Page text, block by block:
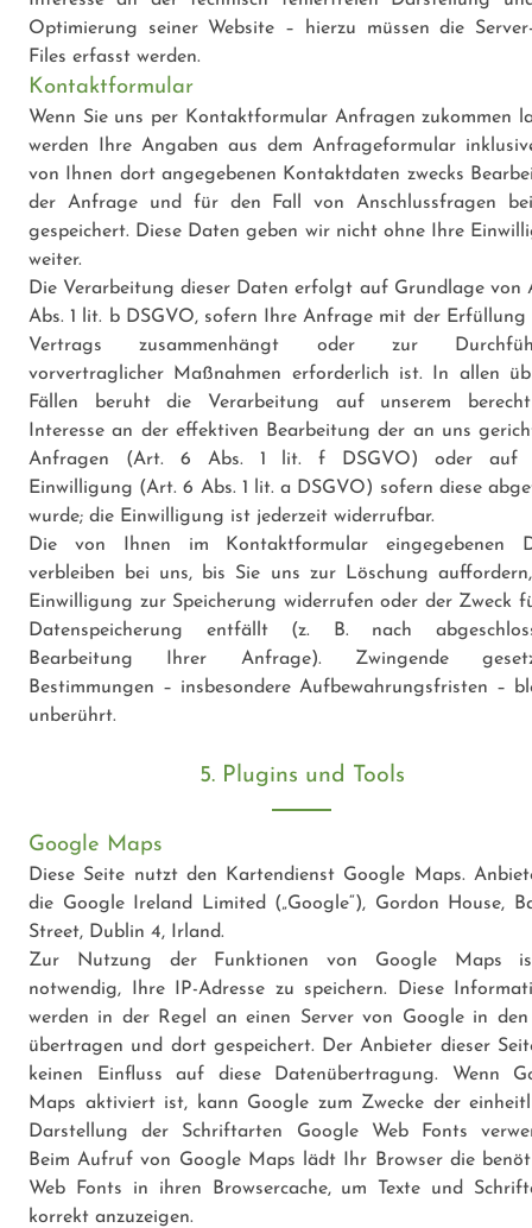
Optimierung seiner Website – hierzu müssen die
Files erfasst werden.
Kontaktformular
Wenn Sie uns per Kontaktformular Anfragen zukommen
werden Ihre Angaben aus dem Anfrageformular
von Ihnen dort angegebenen Kontaktdaten zwecks
der Anfrage und für den Fall von Anschlussfragen
gespeichert. Diese Daten geben wir nicht ohne Ihre
weiter.
Die Verarbeitung dieser Daten erfolgt auf Grundlage von
Abs. 1 lit. b DSGVO, sofern Ihre Anfrage mit der Erfüllung
Vertrags zusammenhängt oder zur
vorvertraglicher Maßnahmen erforderlich ist. In allen
Fällen beruht die Verarbeitung auf unserem
Interesse an der effektiven Bearbeitung der an uns
Anfragen (Art. 6 Abs. 1 lit. f DSGVO) oder auf
Einwilligung (Art. 6 Abs. 1 lit. a DSGVO) sofern diese
wurde; die Einwilligung ist jederzeit widerrufbar.
Die von Ihnen im Kontaktformular eingegebenen
verbleiben bei uns, bis Sie uns zur Löschung
Einwilligung zur Speicherung widerrufen oder der Zweck
Datenspeicherung entfällt (z. B. nach
Bearbeitung Ihrer Anfrage). Zwingende
Bestimmungen – insbesondere Aufbewahrungsfristen –
unberührt.
5. Plugins und Tools
Google Maps
Diese Seite nutzt den Kartendienst Google Maps.
die Google Ireland Limited („Google“), Gordon House,
Street, Dublin 4, Irland.
Zur Nutzung der Funktionen von Google Maps
notwendig, Ihre IP-Adresse zu speichern. Diese
werden in der Regel an einen Server von Google in den
übertragen und dort gespeichert. Der Anbieter dieser
keinen Einfluss auf diese Datenübertragung. Wenn
Maps aktiviert ist, kann Google zum Zwecke der
Darstellung der Schriftarten Google Web Fonts
Beim Aufruf von Google Maps lädt Ihr Browser die
Web Fonts in ihren Browsercache, um Texte und
korrekt anzuzeigen.